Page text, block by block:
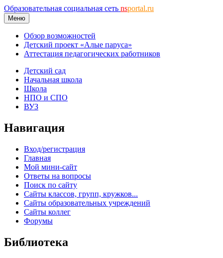
Образовательная социальная сеть nsportal.ru
Меню
Обзор возможностей
Детский проект «Алые паруса»
Аттестация педагогических работников
Детский сад
Начальная школа
Школа
НПО и СПО
ВУЗ
Навигация
Вход/регистрация
Главная
Мой мини-сайт
Ответы на вопросы
Поиск по сайту
Сайты классов, групп, кружков...
Сайты образовательных учреждений
Сайты коллег
Форумы
Библиотека